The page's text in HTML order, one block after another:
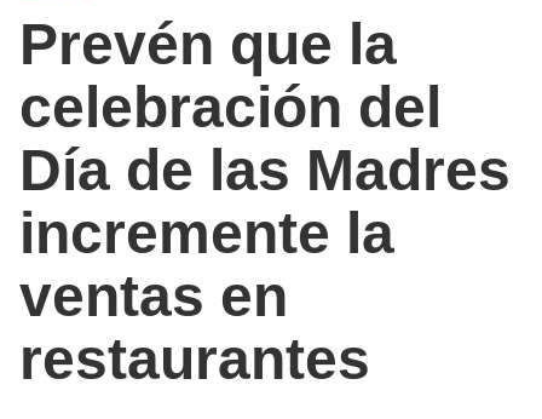
Prevén que la
celebración del
Día de las Madres
incremente la
ventas en
restaurantes